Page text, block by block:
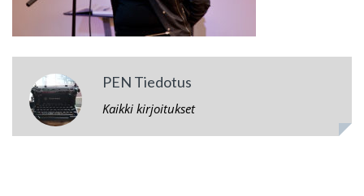
PEN Tiedotus
Kaikki kirjoitukset